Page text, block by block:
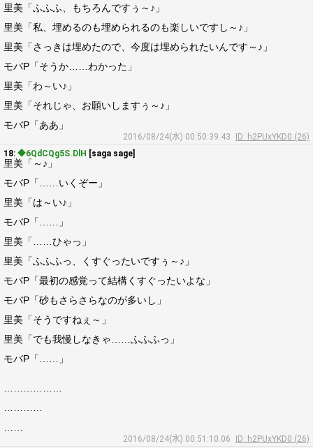
里美「ふふふ、もちろんですぅ～♪」
里美「私、埋めるのも埋められるのも楽しいですし～♪」
里美「さっきは埋めたので、今度は埋められたいんです～♪」
モバP「そうか……わかった」
里美「わ～い♪」
里美「それじゃ、お願いしますぅ～♪」
モバP「ああ」
2016/08/24(水) 00:50:39.43
ID: h2PUxYKD0 (26)
18: ◆6QdCQg5S.DlH [saga sage]
里美「～♪」
モバP「……いくぞー」
里美「は～い♪」
モバP「……」
里美「……ひゃっ」
里美「ふふふっ、くすぐったいですぅ～♪」
モバP「最初の感覚って結構くすぐったいよな」
モバP「砂もさらさらなのが多いし」
里美「そうですねぇ～」
里美「でも我慢しなきゃ……ふふふっ」
モバP「……」
2016/08/24(水) 00:51:10.06
ID: h2PUxYKD0 (26)